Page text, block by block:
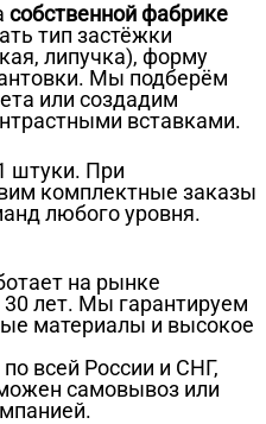
собственной фабрике
тип застёжки
липучка), форму
Мы подберём
или создадим
вставками.
штуки. При
комплектные заказы
любого уровня.
на рынке
лет. Мы гарантируем
материалы и высокое
всей России и СНГ,
самовывоз или